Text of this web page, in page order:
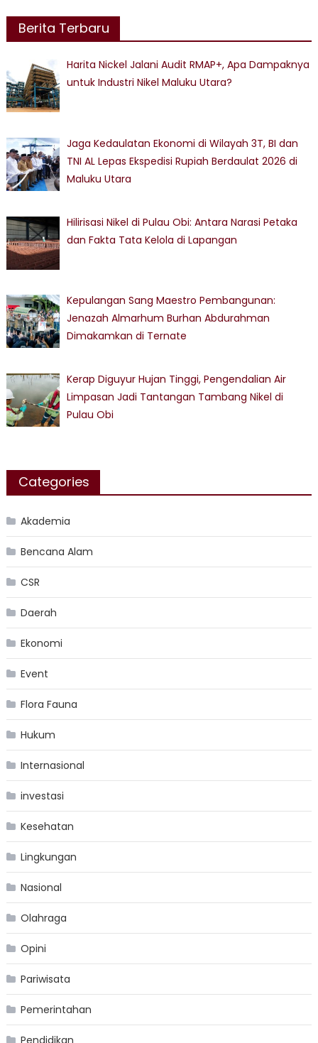
Berita Terbaru
Harita Nickel Jalani Audit RMAP+, Apa Dampaknya
untuk Industri Nikel Maluku Utara?
Jaga Kedaulatan Ekonomi di Wilayah 3T, BI dan
TNI AL Lepas Ekspedisi Rupiah Berdaulat 2026 di
Maluku Utara
Hilirisasi Nikel di Pulau Obi: Antara Narasi Petaka
dan Fakta Tata Kelola di Lapangan
Kepulangan Sang Maestro Pembangunan:
Jenazah Almarhum Burhan Abdurahman
Dimakamkan di Ternate
Kerap Diguyur Hujan Tinggi, Pengendalian Air
Limpasan Jadi Tantangan Tambang Nikel di
Pulau Obi
Categories
Akademia
Bencana Alam
CSR
Daerah
Ekonomi
Event
Flora Fauna
Hukum
Internasional
investasi
Kesehatan
Lingkungan
Nasional
Olahraga
Opini
Pariwisata
Pemerintahan
Pendidikan